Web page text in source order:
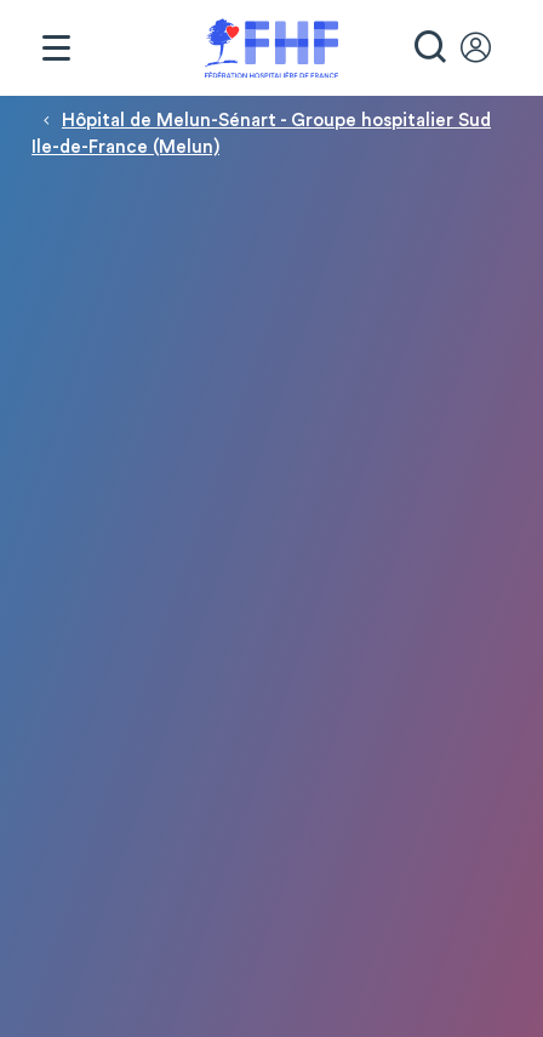
Fil d'Ariane
Hôpital de Melun-Sénart - Groupe hospitalier Sud
Ile-de-France (Melun)
Panneau de gestion des cookies